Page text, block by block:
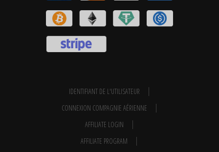
IDENTIFIANT DE L'UTILISATEUR
CONNEXION COMPAGNIE AÉRIENNE
AFFILIATE LOGIN
AFFILIATE PROGRAM